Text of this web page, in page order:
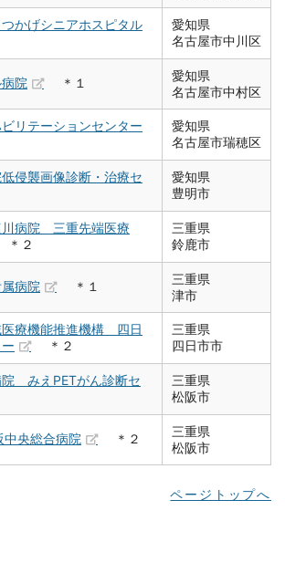
かげシニアホスピタル
愛知県
名古屋市中川区
院 ＊１
愛知県
名古屋市中村区
リテーションセンター
愛知県
名古屋市瑞穂区
侵襲画像診断・治療セ
愛知県
豊明市
川病院 三重先端医療
＊２
三重県
鈴鹿市
病院 ＊１
三重県
津市
医療機能推進機構 四日
＊２
三重県
四日市市
院 みえPETがん診断セ
三重県
松阪市
央総合病院 ＊２
三重県
松阪市
ページトップへ